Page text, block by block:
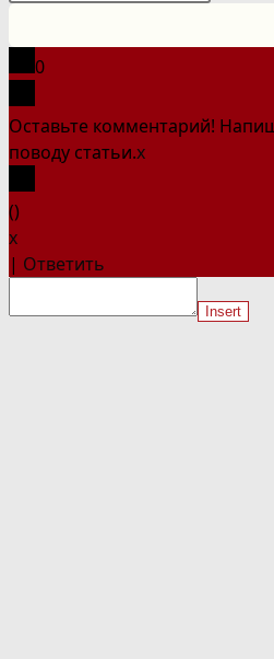
сайте
0
Оставьте комментарий!
поводу статьи.x
()
x
| Ответить
Insert